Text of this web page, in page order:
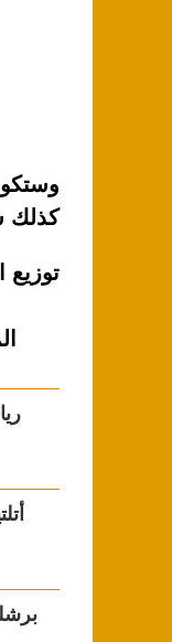
كذلك
توزيع